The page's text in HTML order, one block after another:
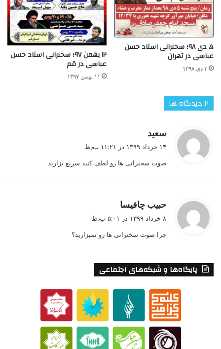
۵ دی ۹۸؛ سخنرانی استاد حسن
عباسی در تهران
۳ دی ۱۳۹۸
۱۲ بهمن ۹۷؛ سخنرانی استاد حسن
عباسی در قم
۱۱ بهمن ۱۳۹۷
‫۲ دیدگاه ها
سعید
:
۱۴ خرداد ۱۳۹۹ در ۱۱:۲۱ ب٫ظ
صوت سخنرانی ها رو لطف کنید سریع بزارید
حبیب چافیسا
:
۸ خرداد ۱۳۹۹ در ۵:۰۱ ب٫ظ
چرا صوت سخنرانی ها رو نمیزارید؟
پایگاه‌ها و شبکه‌های اجتماعی